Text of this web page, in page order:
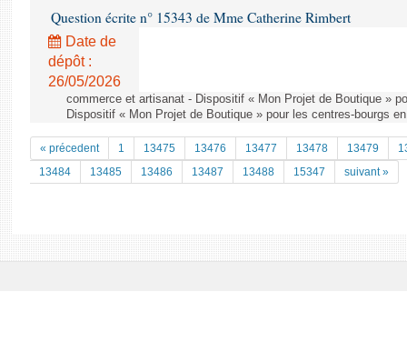
Question écrite n° 15343 de Mme Catherine Rimbert
Date de
dépôt :
26/05/2026
commerce et artisanat - Dispositif « Mon Projet de Boutique »
Dispositif « Mon Projet de Boutique » pour les centres-bourgs
« précedent 1 13475 13476 13477 13478 13479
13484
13485 13486 13487 13488 15347 suivant »